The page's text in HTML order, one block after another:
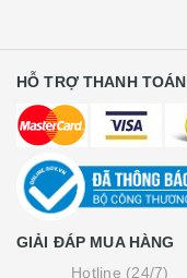
HỖ TRỢ THANH TOÁN
GIẢI ĐÁP MUA HÀNG
Hotline (24/7)